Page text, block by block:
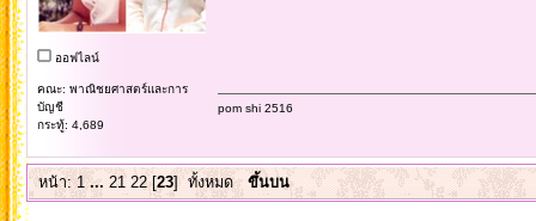
ออฟไลน์
คณะ: พาณิชยศาสตร์และการ
บัญชี
กระทู้: 4,689
pom shi 2516
หน้า:1 ... 21 22[23] ทั้งหมด ขึ้นบน